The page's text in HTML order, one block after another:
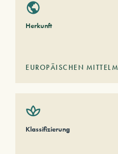
Herkunft
EUROPÄISCHEN
Klassifizierung